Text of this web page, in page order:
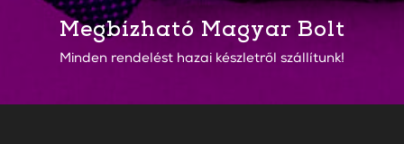
Megbízható Magyar Bolt
Minden rendelést hazai készletről szállítunk!